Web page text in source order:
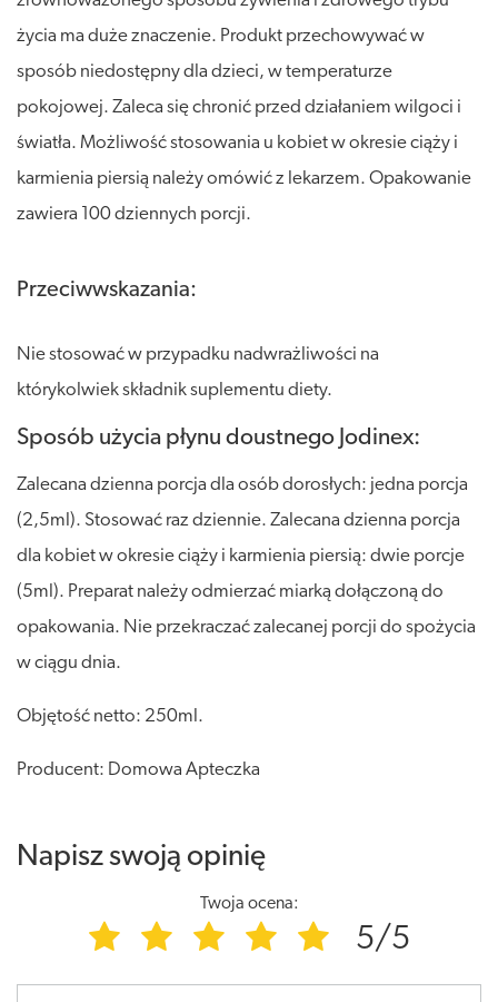
życia ma duże znaczenie. Produkt przechowywać w
sposób niedostępny dla dzieci, w temperaturze
pokojowej. Zaleca się chronić przed działaniem wilgoci i
światła. Możliwość stosowania u kobiet w okresie ciąży i
karmienia piersią należy omówić z lekarzem. Opakowanie
zawiera 100 dziennych porcji.
Przeciwwskazania:
Nie stosować w przypadku nadwrażliwości na
którykolwiek składnik suplementu diety.
Sposób użycia płynu doustnego Jodinex:
Zalecana dzienna porcja dla osób dorosłych: jedna porcja
(2,5ml). Stosować raz dziennie. Zalecana dzienna porcja
dla kobiet w okresie ciąży i karmienia piersią: dwie porcje
(5ml). Preparat należy odmierzać miarką dołączoną do
opakowania. Nie przekraczać zalecanej porcji do spożycia
w ciągu dnia.
Objętość netto: 250ml.
Producent: Domowa Apteczka
Napisz swoją opinię
Twoja ocena:
5/5